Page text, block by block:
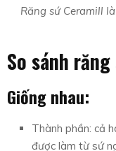
Răng sứ Ceramill
So sánh
Giống nhau:
Thành phần: cả
được làm từ sứ